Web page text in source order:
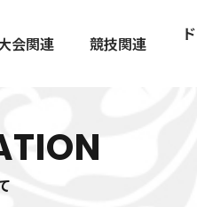
紹介
料
会関連 競技関連